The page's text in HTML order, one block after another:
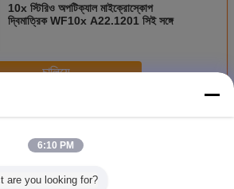
10x স্টিরিও অপটিক্যাল মাইক্রোস্কোপ
দ্বিমাত্রিক WF10x A22.1201 সিই সঙ্গে
চালিয়ে
6:10 PM
are you looking for?